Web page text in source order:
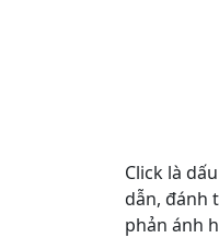
Click là
dẫn, đánh
phản ánh